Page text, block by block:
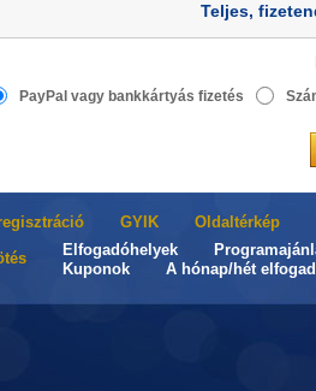
Teljes,
PayPal vagy bankkártyás fizetés
GYIK
Oldaltérkép
Elfogadóhelyek
Kuponok
A hónap/hét